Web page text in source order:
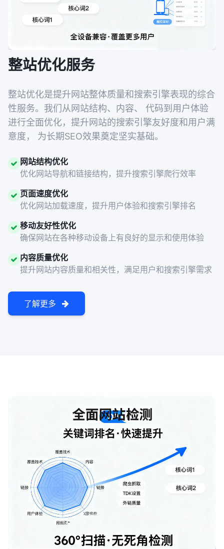
整站优化服务
整站优化是提升网站整体质量和搜索引擎表现的综合
性服务。我们从网站结构、内容、 代码到用户体验
进行全面优化，提升网站的搜索引擎友好度和用户满
意度， 为长期SEO效果奠定坚实基础。
网站结构优化
优化网站导航和链接结构，提升搜索引擎爬行效率
页面速度优化
优化网站加载速度，提升用户体验和搜索引擎排名
移动友好性优化
确保网站在各种移动设备上有良好的显示和使用体验
内容质量优化
提升网站内容质量和相关性，满足用户和搜索引擎需求
了解更多